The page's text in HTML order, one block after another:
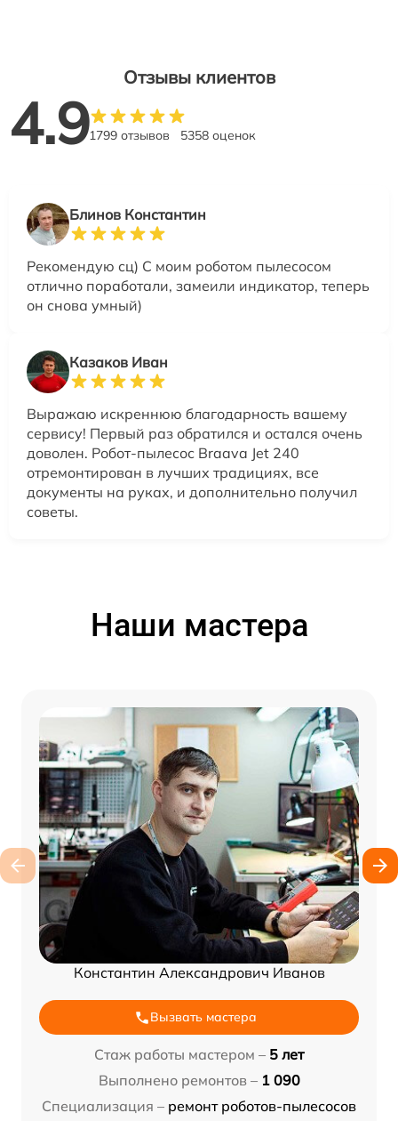
Отзывы клиентов
4.91799 отзывов 5358 оценок
Блинов Константин
Рекомендую сц) С моим роботом пылесосом
отлично поработали, замеили индикатор, теперь
он снова умный)
Казаков Иван
Выражаю искреннюю благодарность вашему
сервису! Первый раз обратился и остался очень
доволен. Робот-пылесос Braava Jet 240
отремонтирован в лучших традициях, все
документы на руках, и дополнительно получил
советы.
Наши мастера
Константин Александрович Иванов
Вызвать мастера
Стаж работы мастером – 5 лет
Выполнено ремонтов – 1 090
Специализация – ремонт роботов-пылесосов